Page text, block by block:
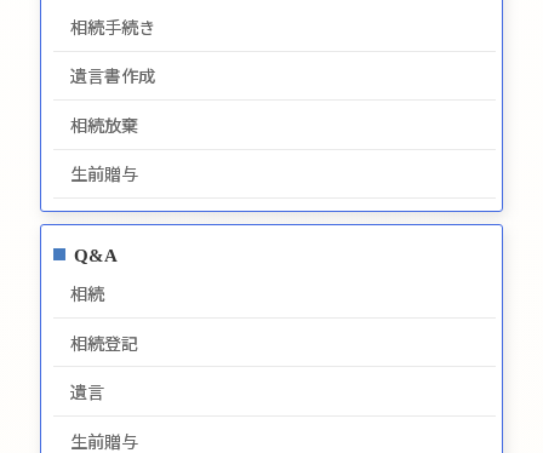
相続手続き
遺言書作成
相続放棄
生前贈与
Q&A
相続
相続登記
遺言
生前贈与